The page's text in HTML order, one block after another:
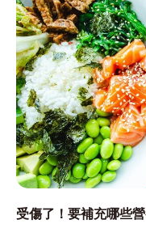
受傷了！要補充哪些